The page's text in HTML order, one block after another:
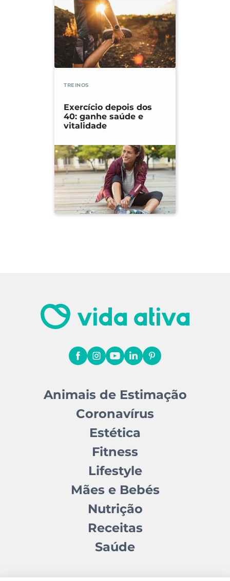
TREINOS
Exercício depois dos
40: ganhe saúde e
vitalidade
Animais de Estimação
Coronavírus
Estética
Fitness
Lifestyle
Mães e Bebés
Nutrição
Receitas
Saúde